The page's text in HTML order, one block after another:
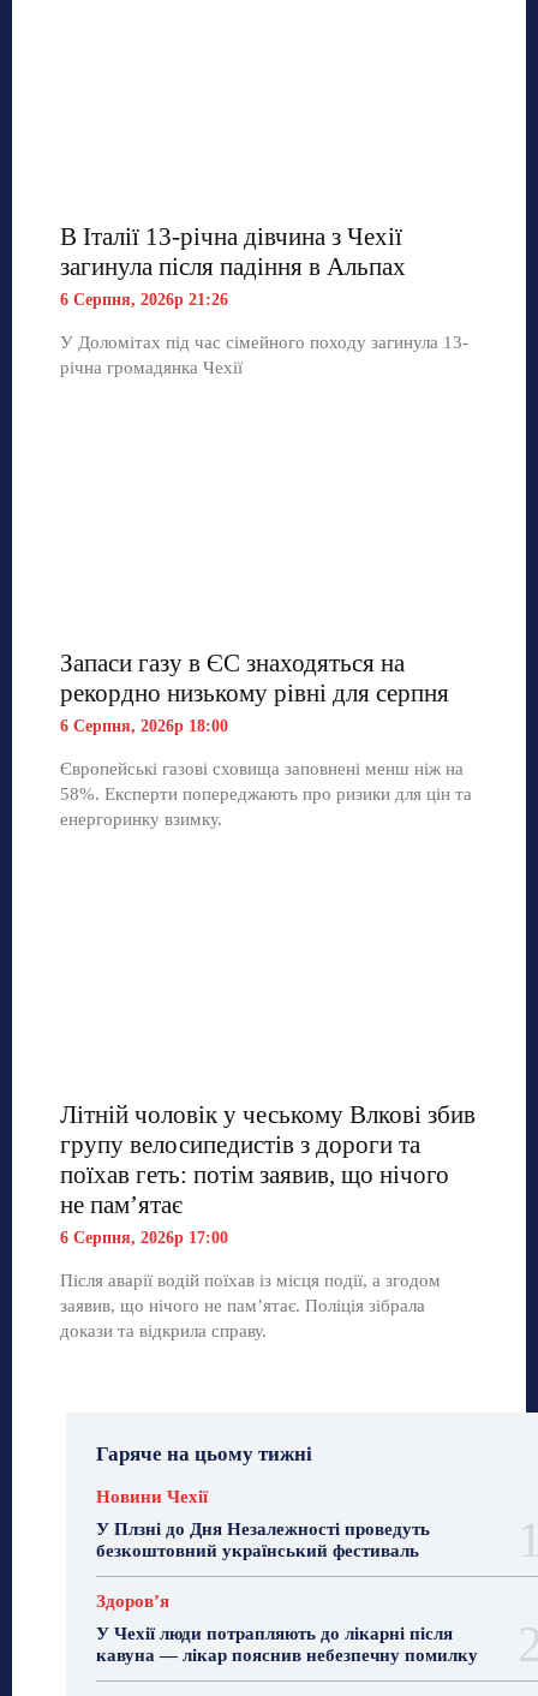
В Італії 13-річна дівчина з Чехії
загинула після падіння в Альпах
6 Серпня, 2026р 21:26
У Доломітах під час сімейного походу загинула 13-
річна громадянка Чехії
Запаси газу в ЄС знаходяться на
рекордно низькому рівні для серпня
6 Серпня, 2026р 18:00
Європейські газові сховища заповнені менш ніж на
58%. Експерти попереджають про ризики для цін та
енергоринку взимку.
Літній чоловік у чеському Влкові збив
групу велосипедистів з дороги та
поїхав геть: потім заявив, що нічого
не пам’ятає
6 Серпня, 2026р 17:00
Після аварії водій поїхав із місця події, а згодом
заявив, що нічого не пам’ятає. Поліція зібрала
докази та відкрила справу.
Гаряче на цьому тижні
Новини Чехії
У Плзні до Дня Незалежності проведуть
безкоштовний український фестиваль
Здоровʼя
У Чехії люди потрапляють до лікарні після
кавуна — лікар пояснив небезпечну помилку